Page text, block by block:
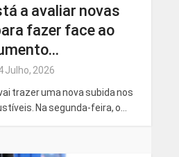
a avaliar novas
fazer face ao
Julho, 2026
trazer uma nova subida nos
Na segunda-feira, o...